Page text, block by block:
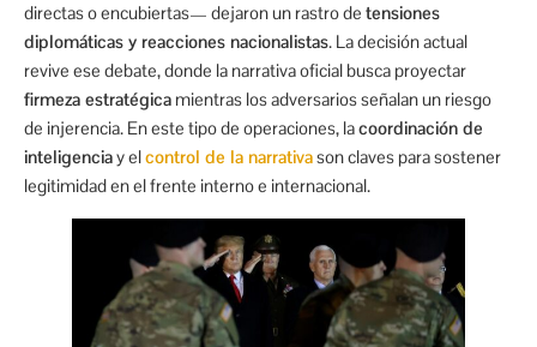
directas o encubiertas— dejaron un rastro de tensiones
diplomáticas y reacciones nacionalistas. La decisión actual
revive ese debate, donde la narrativa oficial busca proyectar
firmeza estratégica mientras los adversarios señalan un riesgo
de injerencia. En este tipo de operaciones, lacoordinación de
inteligenciay elcontrol de la narrativason claves para sostener
legitimidad en el frente interno e internacional.